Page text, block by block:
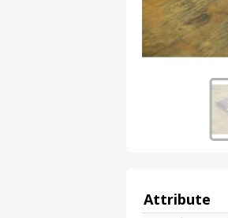
Attribute